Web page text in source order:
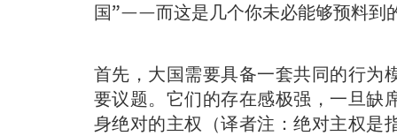
国”——而这是几个你未必能够预料到
首先，大国需要具备一套共同的行为
要议题。 它们的存在感极强，一旦缺
身绝对的主权（译者注：绝对主权是